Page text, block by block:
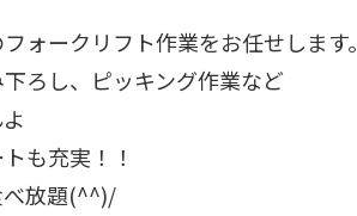
ォークリフト作業をお任せします。
ろし、ピッキング作業など
も充実！！
べ放題(^^)/